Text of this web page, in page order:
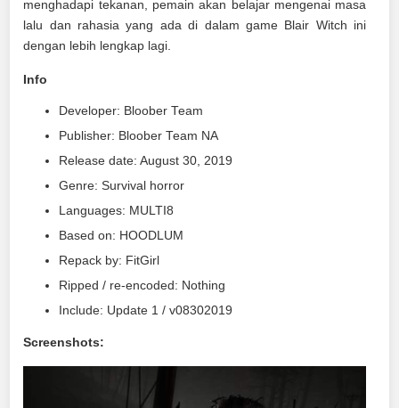
menghadapi tekanan, pemain akan belajar mengenai masa
lalu dan rahasia yang ada di dalam game Blair Witch ini
dengan lebih lengkap lagi.
Info
Developer: Bloober Team
Publisher: Bloober Team NA
Release date: August 30, 2019
Genre: Survival horror
Languages: MULTI8
Based on: HOODLUM
Repack by: FitGirl
Ripped / re-encoded: Nothing
Include: Update 1 / v08302019
Screenshots: